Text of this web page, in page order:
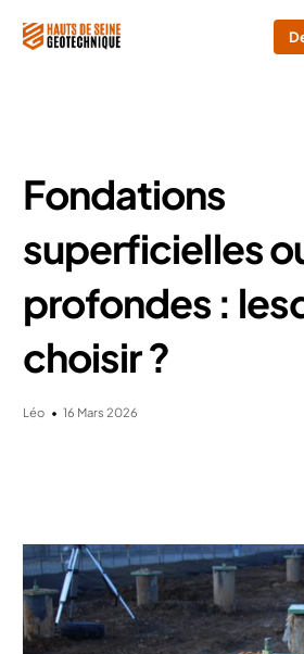
Fondations
superficielles
profondes :
choisir ?
Léo 16 Mars 2026